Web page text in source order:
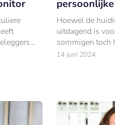
Hoewel de
uitdagend is
sommigen toch
bemachtigen.
14 juni 2024